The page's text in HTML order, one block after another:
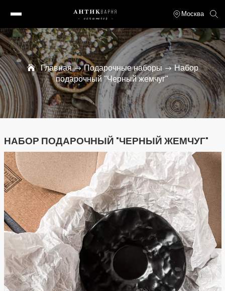
Москва
Главная Подарочные наборы
Набор
подарочный "Черный жемчуг"
НАБОР ПОДАРОЧНЫЙ "ЧЕРНЫЙ ЖЕМЧУГ"